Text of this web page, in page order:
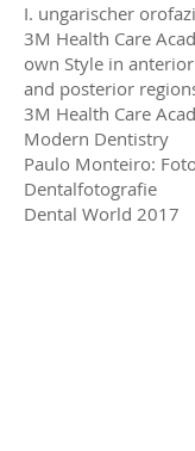
I. ungarischer
3M Health Care
own Style in anterior
and posterior
3M Health Care
Modern Dentistry
Paulo Monteiro:
Dentalfotografie
Dental World 2017